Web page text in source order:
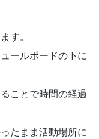
す。
ールボードの下に
ことで時間の経過
たまま活動場所に